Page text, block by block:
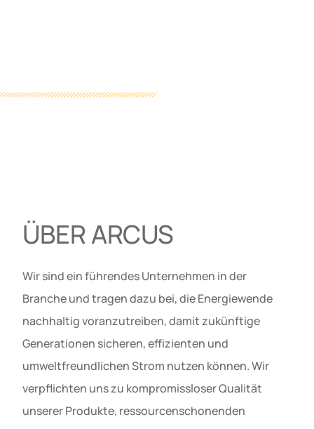
ÜBER ARCUS
Wir sind ein führendes Unternehmen in der
Branche und tragen dazu bei, die Energiewende
nachhaltig voranzutreiben, damit zukünftige
Generationen sicheren, effizienten und
umweltfreundlichen Strom nutzen können. Wir
verpflichten uns zu kompromissloser Qualität
unserer Produkte, ressourcenschonenden